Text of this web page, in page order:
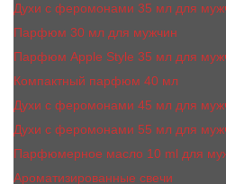
Духи с феромонами 35 мл для
Парфюм 30 мл для мужчин
Парфюм Apple Style 35 мл для
Компактный парфюм 40 мл
Духи с феромонами 45 мл для
Духи с феромонами 55 мл для
Парфюмерное масло 10 ml для
Ароматизированные свечи